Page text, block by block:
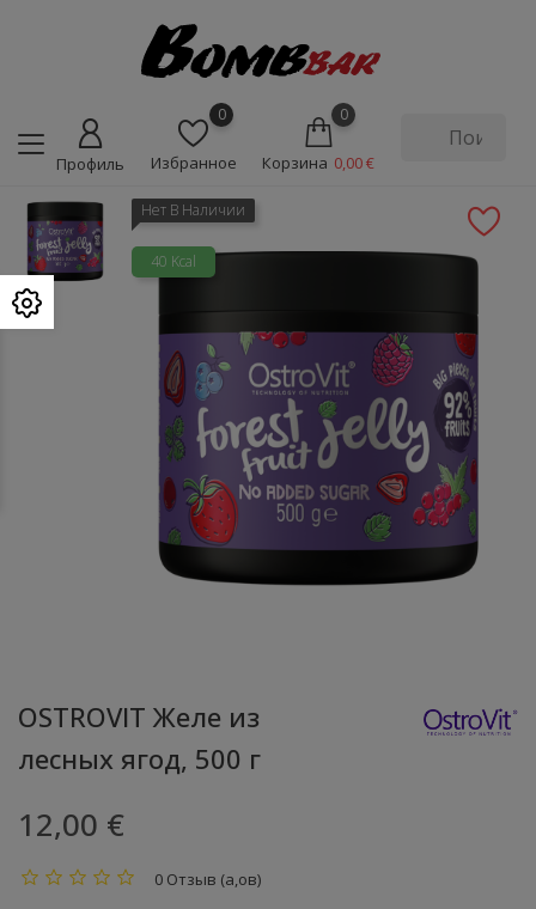
Профиль
0
Избранное
0
Корзина 0,00 €
Нет В Наличии
40 Kcal
OSTROVIT Желе из
лесных ягод, 500 г
12,00 €
0 Отзыв (а,ов)